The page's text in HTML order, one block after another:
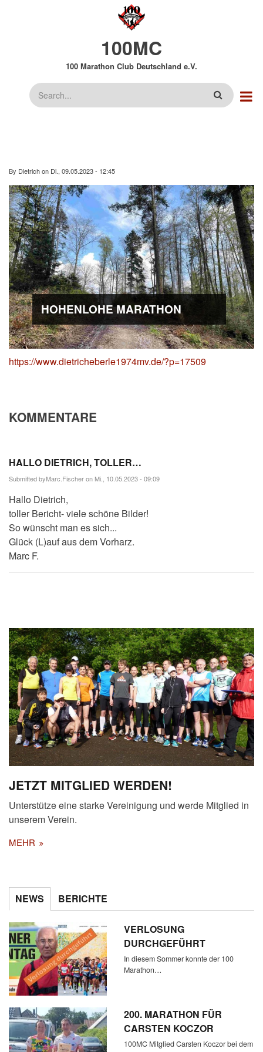
100MC
100 Marathon Club Deutschland e.V.
Suche
By Dietrichon Di., 09.05.2023 - 12:45
HOHENLOHE MARATHON
https://www.dietricheberle1974mv.de/?p=17509
KOMMENTARE
HALLO DIETRICH, TOLLER…
Submitted byMarc.Fischeron Mi., 10.05.2023 - 09:09
Hallo Dietrich,
toller Bericht- viele schöne Bilder!
So wünscht man es sich...
Glück (L)auf aus dem Vorharz.
Marc F.
JETZT MITGLIED WERDEN!
Unterstütze eine starke Vereinigung und werde Mitglied in
unserem Verein.
MEHR
NEWS BERICHTE
VERLOSUNG
DURCHGEFÜHRT
In diesem Sommer konnte der 100
Marathon…
200. MARATHON FÜR
CARSTEN KOCZOR
100MC Mitglied Carsten Koczor bei dem